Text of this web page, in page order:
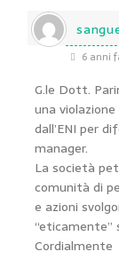
6 anni
G.le Dott.
una
dall’ENI per
manager.
La società
comunità di
e azioni
“eticamente”
Cordialmente